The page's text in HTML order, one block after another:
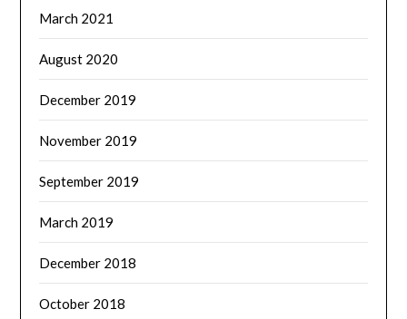
March 2021
August 2020
December 2019
November 2019
September 2019
March 2019
December 2018
October 2018